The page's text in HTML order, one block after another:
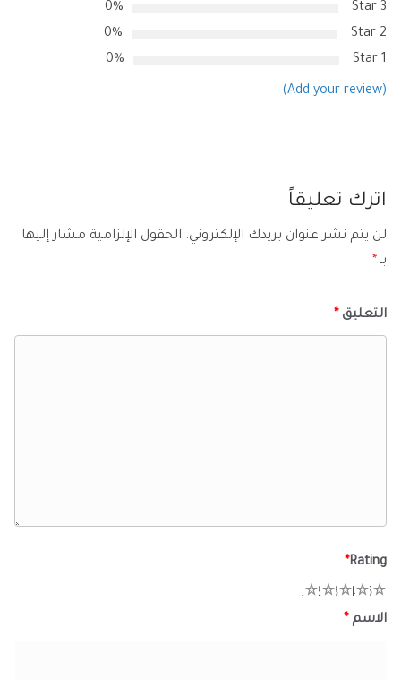
3 Star
0%
2 Star
0%
1 Star
0%
(Add your review)
اترك تعليقاً
لن يتم نشر عنوان بريدك الإلكتروني. الحقول الإلزامية مشار إليها
بـ *
التعليق *
Rating
*
5
4
3
2
الاسم *